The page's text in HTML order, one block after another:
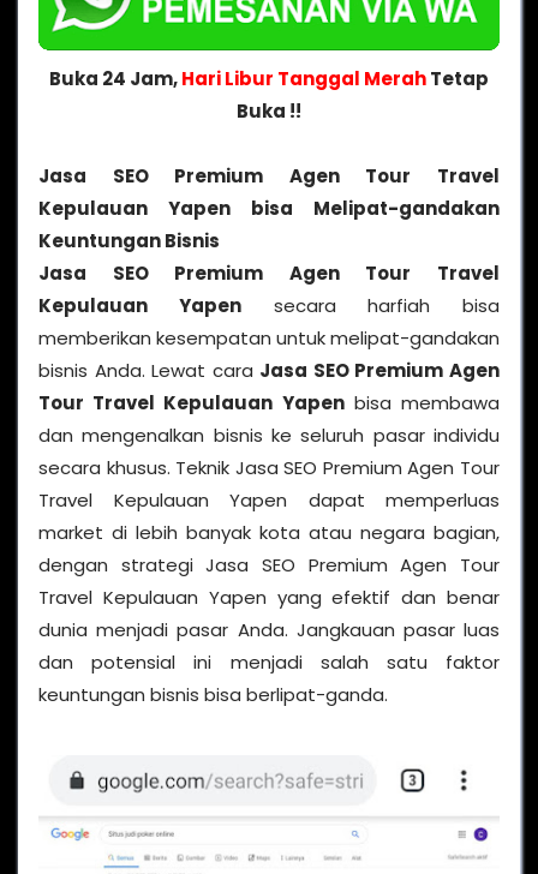
Buka 24 Jam,Hari Libur Tanggal MerahTetap
Buka !!
Jasa SEO Premium Agen Tour Travel
Kepulauan Yapen bisa Melipat-gandakan
Keuntungan Bisnis
Jasa SEO Premium Agen Tour Travel
Kepulauan Yapensecara harfiah bisa
memberikan kesempatan untuk melipat-gandakan
bisnis Anda. Lewat cara Jasa SEO Premium Agen
Tour Travel Kepulauan Yapenbisa membawa
dan mengenalkan bisnis ke seluruh pasar individu
secara khusus. Teknik Jasa SEO Premium Agen Tour
Travel Kepulauan Yapen dapat memperluas
market di lebih banyak kota atau negara bagian,
dengan strategi Jasa SEO Premium Agen Tour
Travel Kepulauan Yapen yang efektif dan benar
dunia menjadi pasar Anda. Jangkauan pasar luas
dan potensial ini menjadi salah satu faktor
keuntungan bisnis bisa berlipat-ganda.